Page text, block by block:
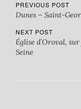
PREVIOUS POST
Dunes – Saint-
NEXT POST
Église d’Oroval,
Seine